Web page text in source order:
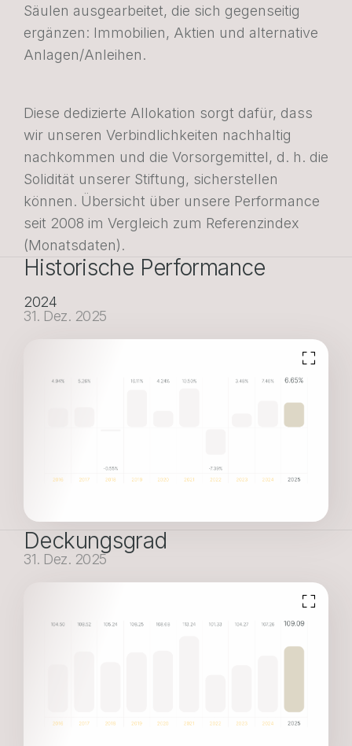
Säulen ausgearbeitet, die sich gegenseitig
ergänzen: Immobilien, Aktien und alternative
Anlagen/Anleihen.
Diese dedizierte Allokation sorgt dafür, dass
wir unseren Verbindlichkeiten nachhaltig
nachkommen und die Vorsorgemittel, d. h. die
Solidität unserer Stiftung, sicherstellen
können. Übersicht über unsere Performance
seit 2008 im Vergleich zum Referenzindex
(Monatsdaten).
Historische Performance
2024
31. Dez. 2025
Deckungsgrad
31. Dez. 2025